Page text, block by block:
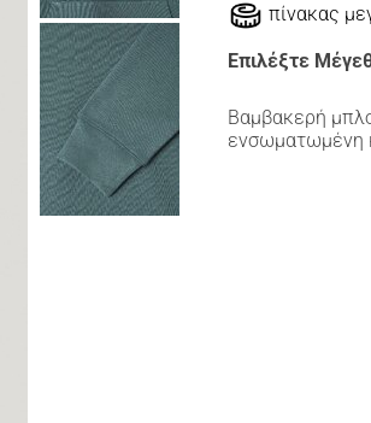
πίνακας
Επιλέξτε
Βαμβακερή
ενσωματωμένη